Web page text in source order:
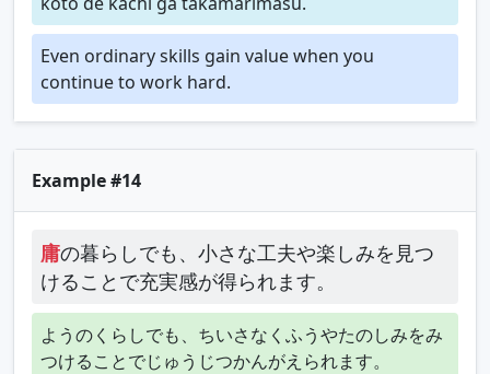
Even ordinary skills gain value when you
continue to work hard.
Example #14
庸の暮らしでも、小さな工夫や楽しみを見つ
けることで充実感が得られます。
ようのくらしでも、ちいさなくふうやたのしみをみ
つけることでじゅうじつかんがえられます。